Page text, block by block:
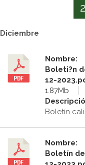
Diciembre
Nombre:
Boleti?n
12-
1.87Mb
Boletín
Nombre:
Boletín